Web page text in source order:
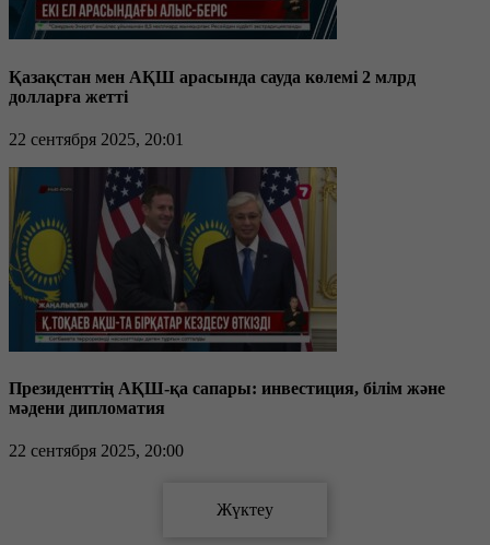
Қазақстан мен АҚШ арасында сауда көлемі 2 млрд
долларға жетті
22 сентября 2025, 20:01
Президенттің АҚШ-қа сапары: инвестиция, білім және
мәдени дипломатия
22 сентября 2025, 20:00